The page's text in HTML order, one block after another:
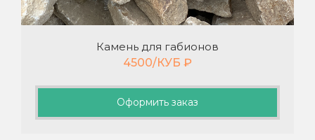
Камень для габионов
4500/КУБ ₽
Оформить заказ